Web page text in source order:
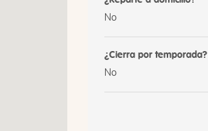
No
¿Cierra por temporada?
No